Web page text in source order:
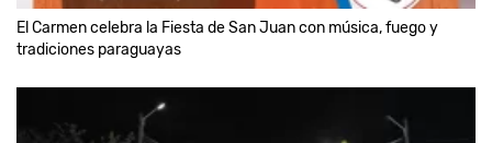
El Carmen celebra la Fiesta de San Juan con música, fuego y
tradiciones paraguayas